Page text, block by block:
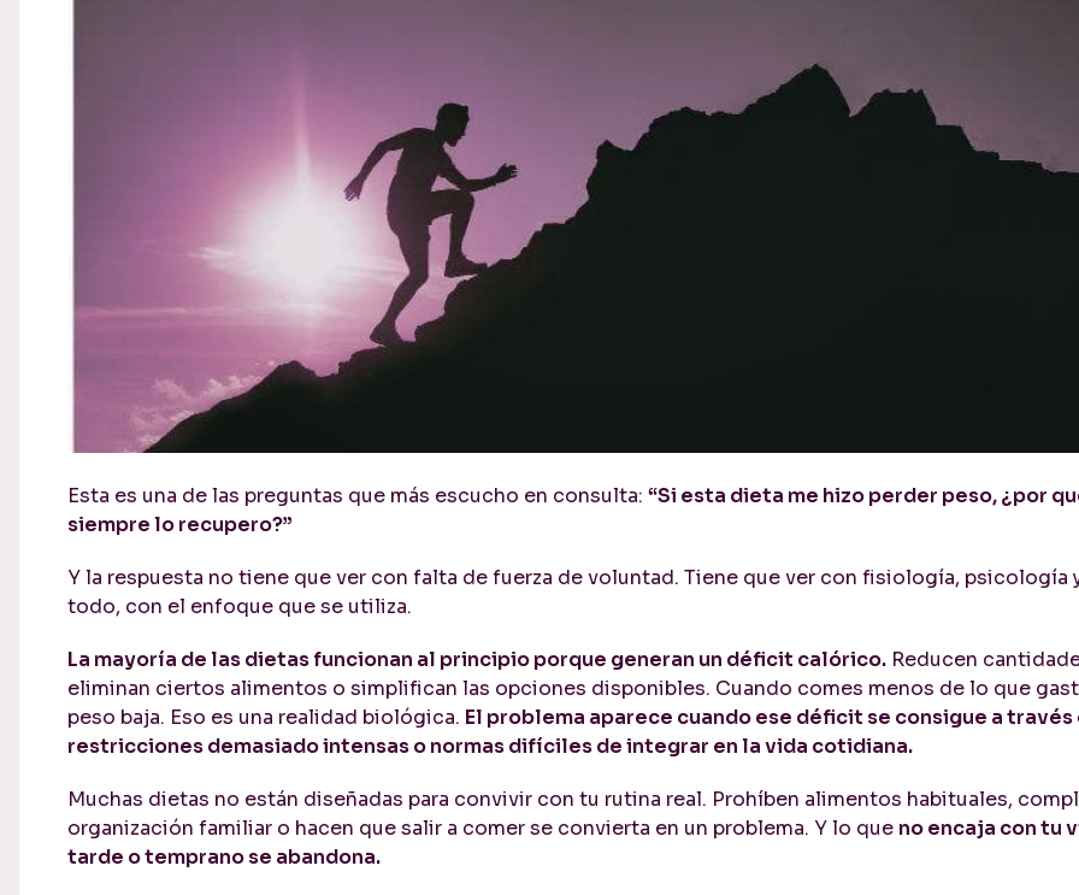
Esta es una de las preguntas que más escucho en consulta:“Si esta dieta me hizo perder peso, ¿por
siempre lo recupero?”
Y la respuesta no tiene que ver con falta de fuerza de voluntad. Tiene que ver con fisiología, psicología
todo, con el enfoque que se utiliza.
La mayoría de las dietas funcionan al principio porque generan un déficit calórico. Reducen
eliminan ciertos alimentos o simplifican las opciones disponibles. Cuando comes menos de lo que
peso baja. Eso es una realidad biológica. El problema aparece cuando ese déficit se consigue a través
restricciones demasiado intensas o normas difíciles de integrar en la vida cotidiana.
Muchas dietas no están diseñadas para convivir con tu rutina real. Prohíben alimentos habituales,
organización familiar o hacen que salir a comer se convierta en un problema. Y lo que no encaja con tu
tarde o temprano se abandona.